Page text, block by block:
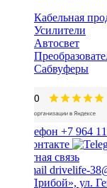
Кабельная
Усилители
Автосвет
Сабвуферы
+7 964
Обратная связь
drivelife-
ТЦ «Прибой», ул.